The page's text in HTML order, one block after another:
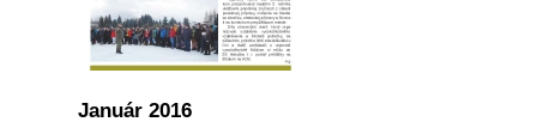
Január 2016